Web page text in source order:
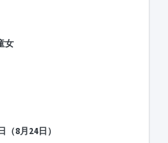
女
8月24日）